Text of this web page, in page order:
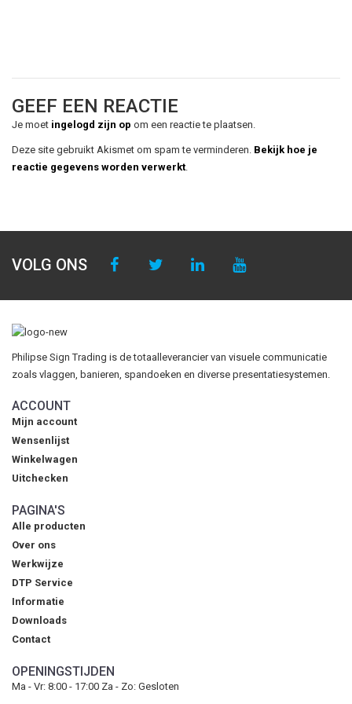
GEEF EEN REACTIE
Je moet ingelogd zijn op om een reactie te plaatsen.
Deze site gebruikt Akismet om spam te verminderen. Bekijk hoe je
reactie gegevens worden verwerkt
VOLG ONS
Philipse Sign Trading is de totaalleverancier van visuele communicatie
zoals vlaggen, banieren, spandoeken en diverse presentatiesystemen.
ACCOUNT
Mijn account
Wensenlijst
Winkelwagen
Uitchecken
PAGINA'S
Alle producten
Over ons
Werkwijze
DTP Service
Informatie
Downloads
Contact
OPENINGSTIJDEN
Ma - Vr: 8:00 - 17:00 Za - Zo: Gesloten